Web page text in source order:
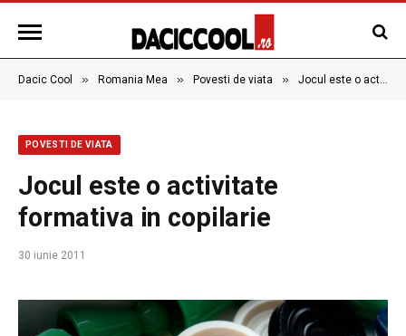
Dacic Cool » Romania Mea » Povesti de viata » Jocul este o activitate formativa in copilarie
POVESTI DE VIATA
Jocul este o activitate
formativa in copilarie
30 iunie 2011